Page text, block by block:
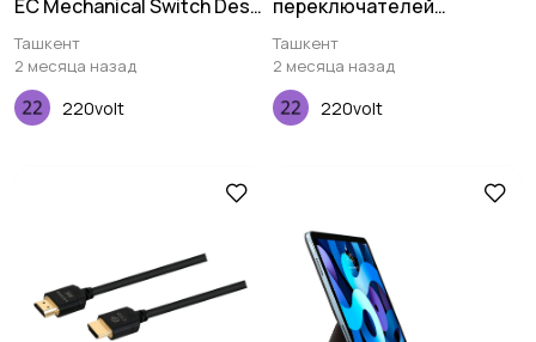
EC Mechanical Switch Desk
Mat XL (900х400х3мм)
Ташкент
2 месяца назад
220volt
переключателей
Keychron K Pro Silent Red,
110 pcs
Ташкент
2 месяца назад
220volt